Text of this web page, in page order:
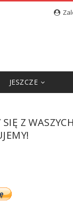
JESZCZE
Z WASZYCH